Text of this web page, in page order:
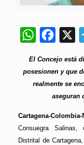
El Concejo está
posesionen y que
realmente se
aseguran
Cartagena-
Consuegra
Distrital de